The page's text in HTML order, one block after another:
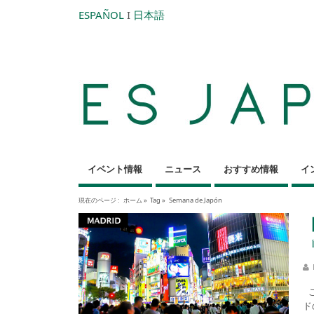
ESPAÑOL I 日本語
イベント情報 ニュース おすすめ情報 イ
現在のページ : ホーム » Tag » Semana de Japón